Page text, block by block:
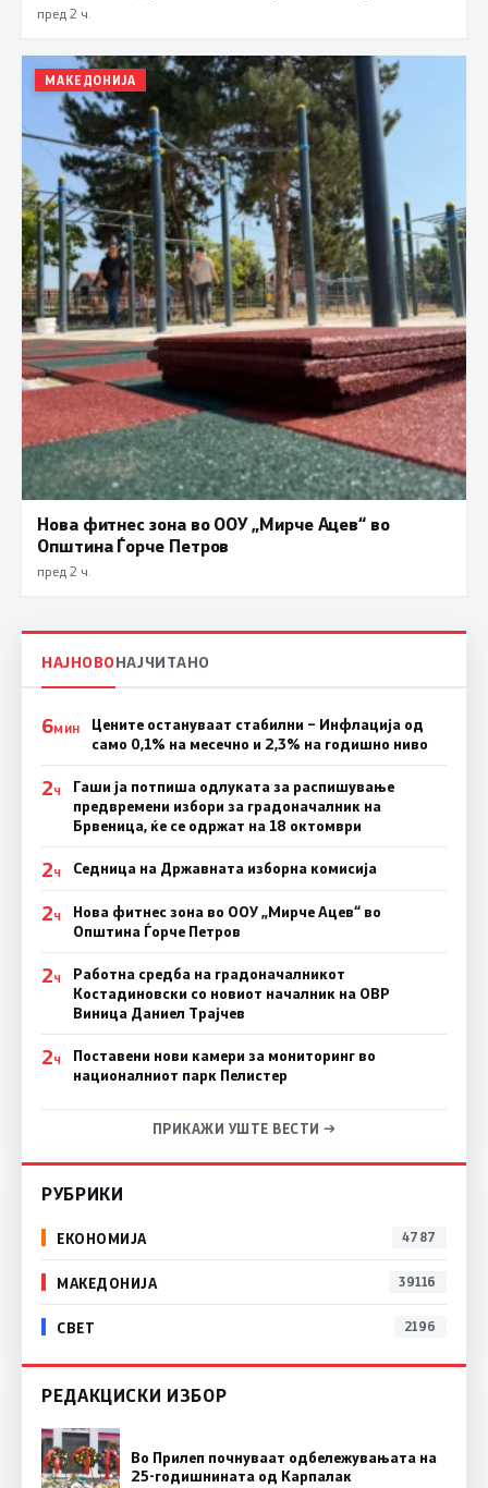
пред 2 ч.
МАКЕДОНИЈА
Нова фитнес зона во ООУ „Мирче Ацев“ во
Општина Ѓорче Петров
пред 2 ч.
НАЈНОВОНАЈЧИТАНО
6МИН
Цените остануваат стабилни – Инфлација од
само 0,1% на месечно и 2,3% на годишно ниво
2Ч
Гаши ја потпиша одлуката за распишување
предвремени избори за градоначалник на
Брвеница, ќе се одржат на 18 октомври
2Ч Седница на Државната изборна комисија
2Ч
Нова фитнес зона во ООУ „Мирче Ацев“ во
Општина Ѓорче Петров
2Ч
Работна средба на градоначалникот
Костадиновски со новиот началник на ОВР
Виница Даниел Трајчев
2Ч
Поставени нови камери за мониторинг во
националниот парк Пелистер
ПРИКАЖИ УШТЕ ВЕСТИ →
РУБРИКИ
ЕКОНОМИЈА 4787
МАКЕДОНИЈА 39116
СВЕТ 2196
РЕДАКЦИСКИ ИЗБОР
Во Прилеп почнуваат одбележувањата на
25-годишнината од Карпалак